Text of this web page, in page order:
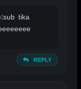
tika
REPLY